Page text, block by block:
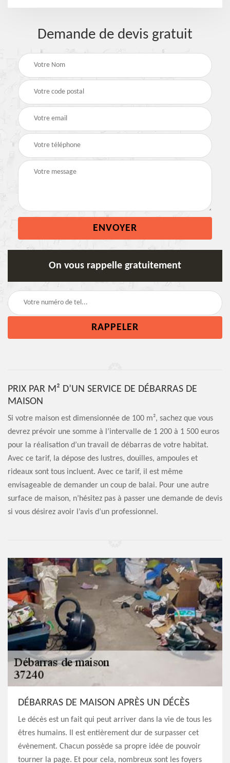
Demande de devis gratuit
On vous rappelle gratuitement
PRIX PAR M² D’UN SERVICE DE DÉBARRAS DE
MAISON
Si votre maison est dimensionnée de 100 m², sachez que vous
devrez prévoir une somme à l’intervalle de 1 200 à 1 500 euros
pour la réalisation d’un travail de débarras de votre habitat.
Avec ce tarif, la dépose des lustres, douilles, ampoules et
rideaux sont tous incluent. Avec ce tarif, il est même
envisageable de demander un coup de balai. Pour une autre
surface de maison, n’hésitez pas à passer une demande de devis
si vous désirez avoir l’avis d’un professionnel.
DÉBARRAS DE MAISON APRÈS UN DÉCÈS
Le décès est un fait qui peut arriver dans la vie de tous les
êtres humains. Il est entièrement dur de surpasser cet
évènement. Chacun possède sa propre idée de pouvoir
tourner la page. Et pour cela, nombreux sont les foyers